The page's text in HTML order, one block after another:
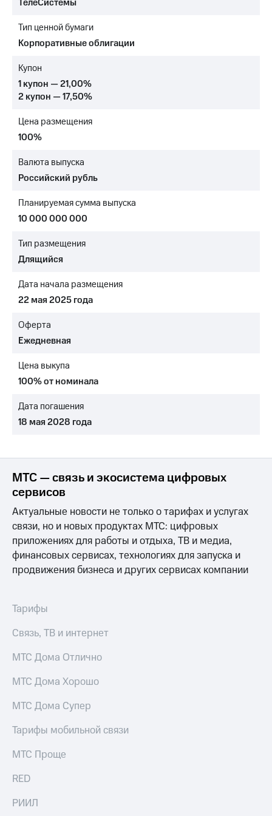
о технологиях
Интервью
Финансовая
Новости
регионе
и акционерам
Корпоративное
Корпоративный
секретарь
информации
Информация
"МТС"
акционеров
Личный
акционера
Акционерный
капитал
аудит
акций
Программа
приобретения
Порядок
выкупа
акций
Дивиденды
Еврооблигации-2023
о
именных
облигаций
Другое
Регистратор
Реквизиты
развитие
этика
На главную
ТелеСистемы
Тип ценной бумаги
Корпоративные облигации
Купон
1 купон — 21,00%
2 купон — 17,50%
Цена размещения
100%
Валюта выпуска
Российский рубль
Планируемая сумма выпуска
10 000 000 000
Тип размещения
Длящийся
Дата начала размещения
22 мая 2025 года
Оферта
Ежедневная
Цена выкупа
100% от номинала
Дата погашения
18 мая 2028 года
МТС — связь и экосистема цифровых
сервисов
Актуальные новости не только о тарифах и услугах
связи, но и новых продуктах МТС: цифровых
приложениях для работы и отдыха, ТВ и медиа,
финансовых сервисах, технологиях для запуска и
продвижения бизнеса и других сервисах компании
Тарифы
Связь, ТВ и интернет
МТС Дома Отлично
МТС Дома Хорошо
МТС Дома Супер
Тарифы мобильной связи
МТС Проще
RED
РИИЛ